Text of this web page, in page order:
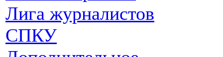
Лига журналистов
СПКУ